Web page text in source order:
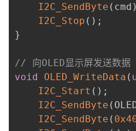
I2C_SendByte ( cmd )
I2C_Stop ( ) ;
}
// 向OLED显示屏发送数据
void
OLED_WriteData (
I2C_Start ( ) ;
I2C_SendByte (
I2C_SendByte (